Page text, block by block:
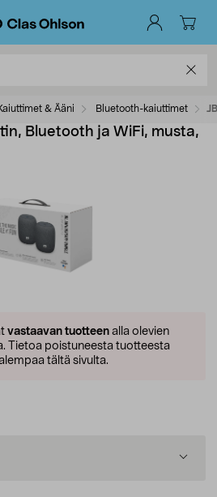
& Ääni Bluetooth-kaiuttimet
Bluetooth ja WiFi, musta,
vastaavan tuotteenalla olevien
Tietoa poistuneesta tuotteesta
tältä sivulta.